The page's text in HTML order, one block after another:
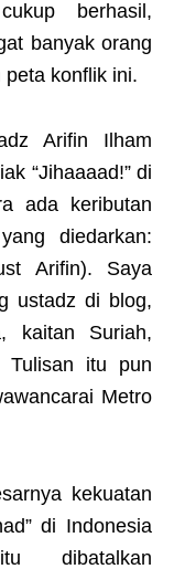
berhasil,
banyak orang
konflik ini.
Arifin Ilham
“Jihaaaad!” di
ada keributan
diedarkan:
Arifin). Saya
ustadz di blog,
kaitan Suriah,
Tulisan itu pun
Metro
kekuatan
di Indonesia
dibatalkan